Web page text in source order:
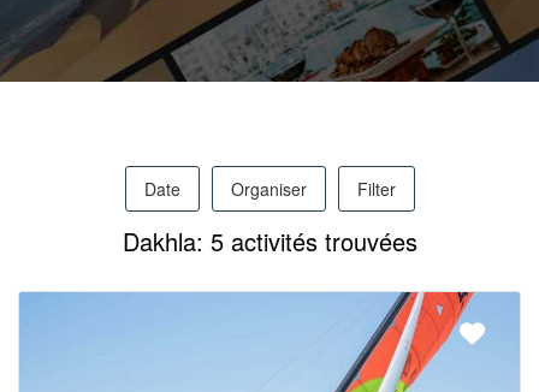
Date Organiser Filter
Dakhla: 5 activités trouvées
/
Propos